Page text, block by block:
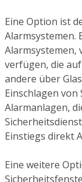
Eine Option ist
Alarmsystemen.
Alarmsystemen,
verfügen, die
andere über
Einschlagen von
Alarmanlagen,
Einstiegs direkt
Eine weitere